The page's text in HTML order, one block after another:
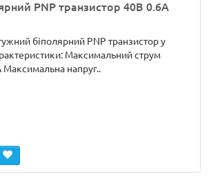
PNP транзистор 40В 0.6А
біполярний PNP транзистор у
Максимальний струм
напруг..